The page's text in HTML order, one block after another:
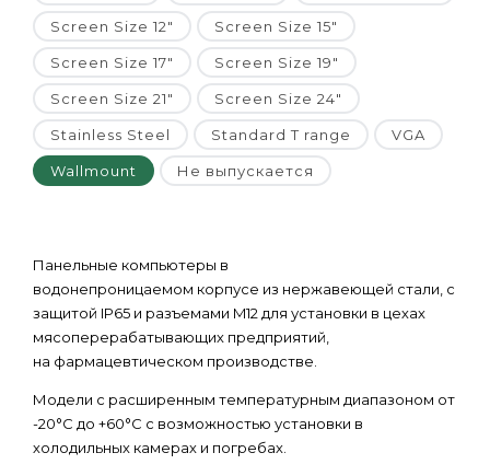
Screen Size 12" Screen Size 15"
Screen Size 17" Screen Size 19"
Screen Size 21" Screen Size 24"
Stainless Steel Standard T range VGA
Wallmount Не выпускается
Панельные компьютеры в
водонепроницаемом корпусе из нержавеющей стали, с
защитой IP65 и разъемами M12 для установки в цехах
мясоперерабатывающих предприятий,
на фармацевтическом производстве.
Модели с раcширенным температурным диапазоном от
-20°C до +60°C с возможностью установки в
холодильных камерах и погребах.